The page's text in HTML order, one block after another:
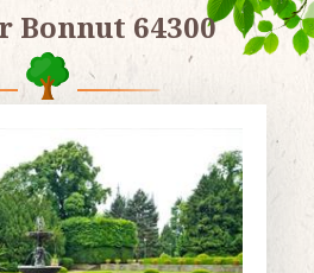
64300